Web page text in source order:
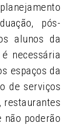
pós-
alunos da
necessária
espaços da
de serviços
restaurantes
poderão